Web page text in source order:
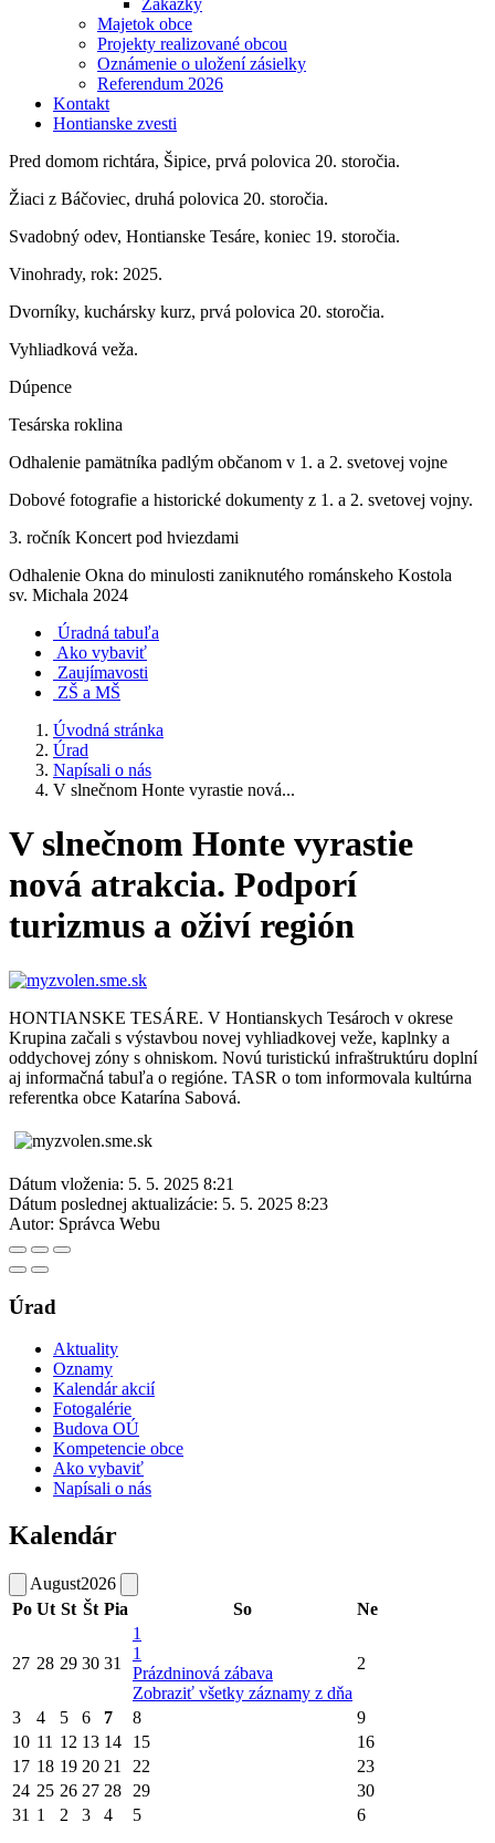
Zákazky
Majetok obce
Projekty realizované obcou
Oznámenie o uložení zásielky
Referendum 2026
Kontakt
Hontianske zvesti
Pred domom richtára, Šipice, prvá polovica 20. storočia.
Žiaci z Báčoviec, druhá polovica 20. storočia.
Svadobný odev, Hontianske Tesáre, koniec 19. storočia.
Vinohrady, rok: 2025.
Dvorníky, kuchársky kurz, prvá polovica 20. storočia.
Vyhliadková veža.
Dúpence
Tesárska roklina
Odhalenie pamätníka padlým občanom v 1. a 2. svetovej vojne
Dobové fotografie a historické dokumenty z 1. a 2. svetovej vojny.
3. ročník Koncert pod hviezdami
Odhalenie Okna do minulosti zaniknutého románskeho Kostola
sv. Michala 2024
Úradná tabuľa
Ako vybaviť
Zaujímavosti
ZŠ a MŠ
Úvodná stránka
Úrad
Napísali o nás
V slnečnom Honte vyrastie nová...
V slnečnom Honte vyrastie
nová atrakcia. Podporí
turizmus a oživí región
HONTIANSKE TESÁRE. V Hontianskych Tesároch v okrese
Krupina začali s výstavbou novej vyhliadkovej veže, kaplnky a
oddychovej zóny s ohniskom. Novú turistickú infraštruktúru doplní
aj informačná tabuľa o regióne. TASR o tom informovala kultúrna
referentka obce Katarína Sabová.
Dátum vloženia: 5. 5. 2025 8:21
Dátum poslednej aktualizácie: 5. 5. 2025 8:23
Autor: Správca Webu
Úrad
Aktuality
Oznamy
Kalendár akcií
Fotogalérie
Budova OÚ
Kompetencie obce
Ako vybaviť
Napísali o nás
Kalendár
August2026
Po Ut St Št Pia So Ne
27 28 29 30 31
1
1
Prázdninová zábava
Zobraziť všetky záznamy z dňa
2
3 4 5 6 7 8
9
10 11 12 13 14 15
16
17 18 19 20 21 22
23
24 25 26 27 28 29
30
31 1 2 3 4 5 6